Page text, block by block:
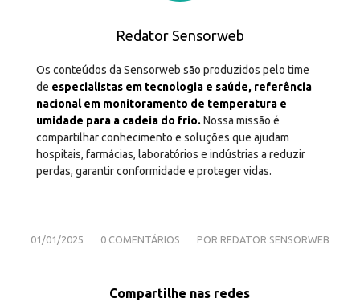
Redator Sensorweb
Os conteúdos da Sensorweb são produzidos pelo time
de especialistas em tecnologia e saúde, referência
nacional em monitoramento de temperatura e
umidade para a cadeia do frio. Nossa missão é
compartilhar conhecimento e soluções que ajudam
hospitais, farmácias, laboratórios e indústrias a reduzir
perdas, garantir conformidade e proteger vidas.
01/01/2025
/ 0 COMENTÁRIOS
/ POR REDATOR SENSORWEB
Compartilhe nas redes